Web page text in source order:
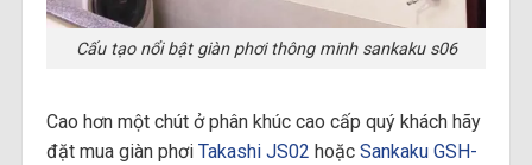
Cấu tạo nổi bật giàn phơi thông minh sankaku s06
Cao hơn một chút ở phân khúc cao cấp quý khách hãy
đặt mua giàn phơi Takashi JS02 hoặc Sankaku GSH-